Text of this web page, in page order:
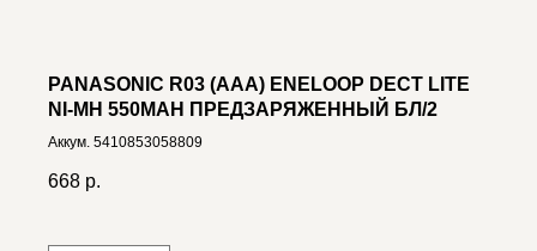
PANASONIC R03 (AAA) ENELOOP DECT LITE
NI-MH 550MAH ПРЕДЗАРЯЖЕННЫЙ БЛ/2
Аккум. 5410853058809
668 р.